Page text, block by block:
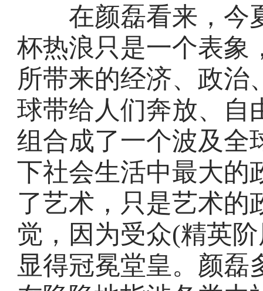
在颜磊看来，今
杯热浪只是一个表象
所带来的经济、政治
球带给人们奔放、自
组合成了一个波及全
下社会生活中最大的
了艺术，只是艺术的
觉，因为受众(精英
显得冠冕堂皇。颜磊